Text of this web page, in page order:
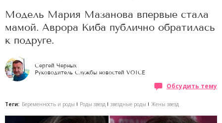
Модель Мария Мазанова впервые стала
мамой. Аврора Киба публично обратилась
к подруге.
Сергей Черных
Руководитель Службы новостей VOICE
Обсудить тему
Теги: Беременность и роды Роды звезд звездные роды Жены звезд